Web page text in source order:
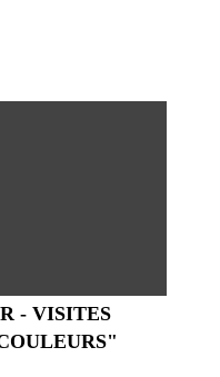
- VISITES